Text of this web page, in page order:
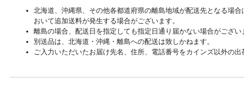
北海道、沖縄県、その他各都道府県の離島地域が配送先となる場
おいて追加送料が発生する場合がございます。
離島の場合、配送日を指定しても指定日通り届かない場合がござい
別送品は、北海道・沖縄・離島への配送は致しかねます。
ご入力いただいたお届け先名、住所、電話番号をカインズ以外の